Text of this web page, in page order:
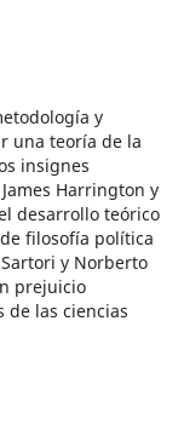
y
una teoría de la
insignes
Harrington y
desarrollo teórico
filosofía política
y Norberto
prejuicio
de las ciencias